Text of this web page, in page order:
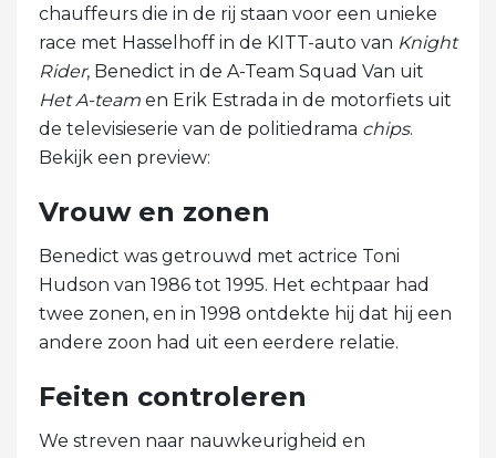
chauffeurs die in de rij staan ​​voor een unieke
race met Hasselhoff in de KITT-auto van Knight
Rider, Benedict in de A-Team Squad Van uit
Het A-team en Erik Estrada in de motorfiets uit
de televisieserie van de politiedrama chips.
Bekijk een preview:
Vrouw en zonen
Benedict was getrouwd met actrice Toni
Hudson van 1986 tot 1995. Het echtpaar had
twee zonen, en in 1998 ontdekte hij dat hij een
andere zoon had uit een eerdere relatie.
Feiten controleren
We streven naar nauwkeurigheid en